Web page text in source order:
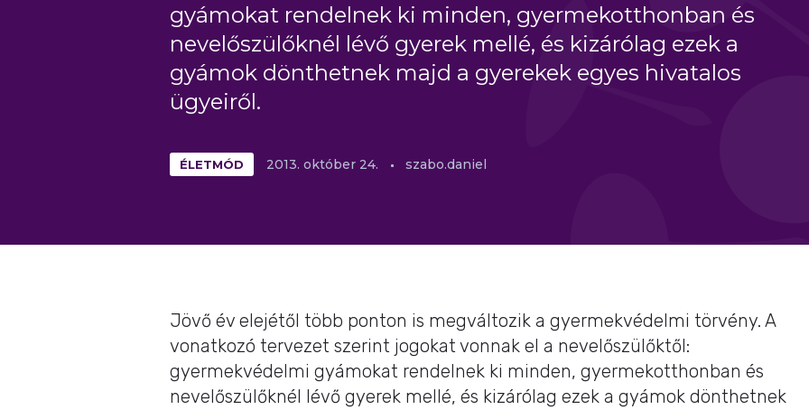
gyámokat rendelnek ki minden, gyermekotthonban és
nevelőszülőknél lévő gyerek mellé, és kizárólag ezek a
gyámok dönthetnek majd a gyerekek egyes hivatalos
ügyeiről.
ÉLETMÓD 2013. október 24. szabo.daniel
Jövő év elejétől több ponton is megváltozik a gyermekvédelmi törvény. A
vonatkozó tervezet szerint jogokat vonnak el a nevelőszülőktől:
gyermekvédelmi gyámokat rendelnek ki minden, gyermekotthonban és
nevelőszülőknél lévő gyerek mellé, és kizárólag ezek a gyámok dönthetnek